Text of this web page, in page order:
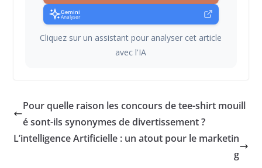
Gemini
Analyser
Cliquez sur un assistant pour analyser cet article
avec l'IA
Pour quelle raison les concours de tee-shirt mouill
é sont-ils synonymes de divertissement ?
L’intelligence Artificielle : un atout pour le marketin
g